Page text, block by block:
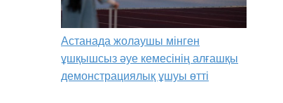
Астанада жолаушы мінген
ұшқышсыз әуе кемесінің алғашқы
демонстрациялық ұшуы өтті